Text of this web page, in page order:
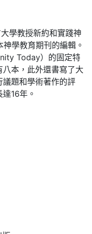
學教授新約和實踐神
學教育期刊的編輯。
Today）的固定特
本，此外還書寫了大
題和學術著作的評
16年。